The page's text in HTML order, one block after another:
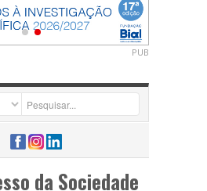
PUB
da Sociedade